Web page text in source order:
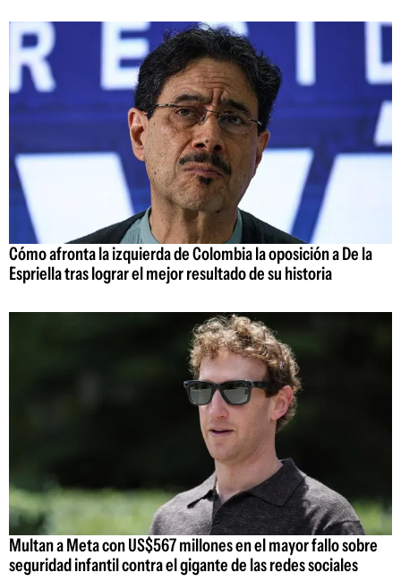
Cómo afronta la izquierda de Colombia la oposición a De la
Espriella tras lograr el mejor resultado de su historia
Multan a Meta con US$567 millones en el mayor fallo sobre
seguridad infantil contra el gigante de las redes sociales